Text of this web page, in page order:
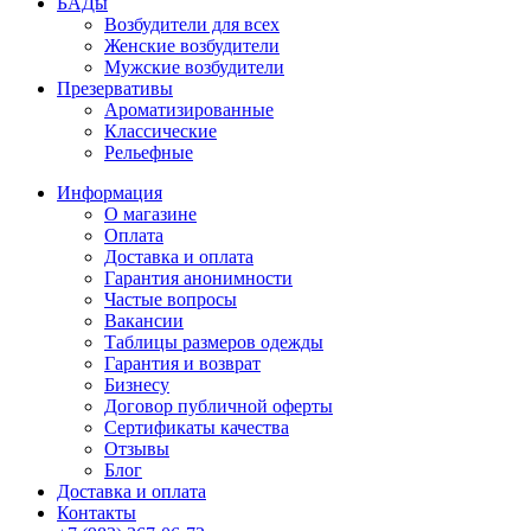
Возбудители для всех
Женские возбудители
Мужские возбудители
Презервативы
Ароматизированные
Классические
Рельефные
Информация
О магазине
Оплата
Доставка и оплата
Гарантия анонимности
Частые вопросы
Вакансии
Таблицы размеров одежды
Гарантия и возврат
Бизнесу
Договор публичной оферты
Сертификаты качества
Отзывы
Блог
Доставка и оплата
Контакты